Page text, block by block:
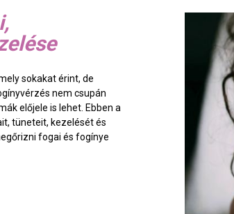
sokakat érint, de
nem csupán
előjele is lehet. Ebben a
tüneteit, kezelését és
fogai és fogínye